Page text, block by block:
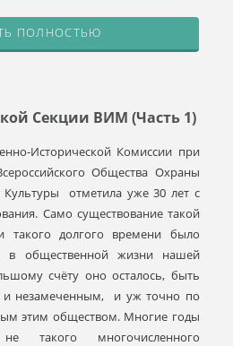
ПОЛНОСТЬЮ
Cекции ВИМ (часть 1)
Исторической Комиссии при
Общества Охраны
отметила уже 30 лет с
Само существование такой
такого долгого времени было
в общественной жизни нашей
счёту оно осталось, быть
и незамеченным, и уж точно по
этим обществом. Многие годы
такого многочисленного